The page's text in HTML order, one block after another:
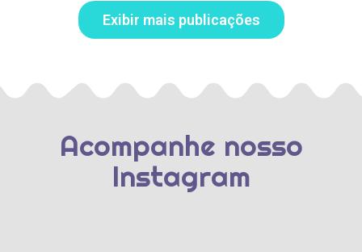
Exibir mais publicações
Acompanhe nosso
Instagram